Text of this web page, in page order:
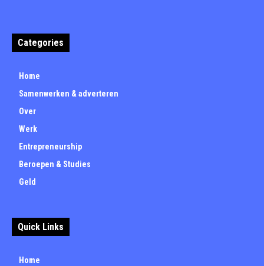
Categories
Home
Samenwerken & adverteren
Over
Werk
Entrepreneurship
Beroepen & Studies
Geld
Quick Links
Home